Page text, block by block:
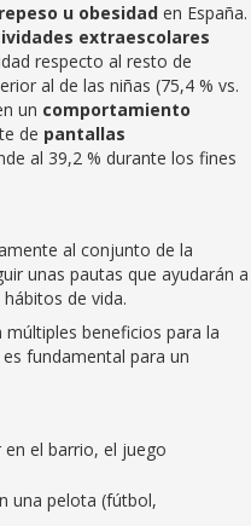
u obesidad en España.
extraescolares
respecto al resto de
al de las niñas (75,4 % vs.
un comportamiento
de pantallas
al 39,2 % durante los fines
al conjunto de la
unas pautas que ayudarán a
de vida.
beneficios para la
fundamental para un
el barrio, el juego
una pelota (fútbol,